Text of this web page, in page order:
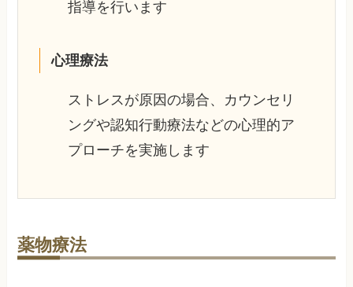
指導を行います
心理療法
ストレスが原因の場合、カウンセリ
ングや認知行動療法などの心理的ア
プローチを実施します
薬物療法